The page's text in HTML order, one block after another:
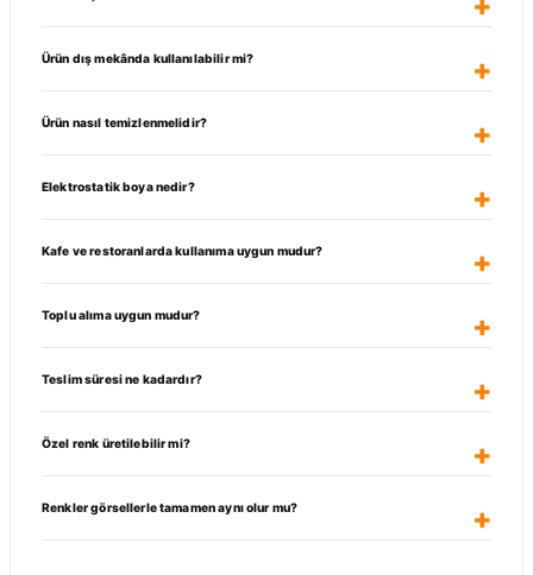
Ürün dış mekânda kullanılabilir mi?
Ürün nasıl temizlenmelidir?
Elektrostatik boya nedir?
Kafe ve restoranlarda kullanıma uygun mudur?
Toplu alıma uygun mudur?
Teslim süresi ne kadardır?
Özel renk üretilebilir mi?
Renkler görsellerle tamamen aynı olur mu?